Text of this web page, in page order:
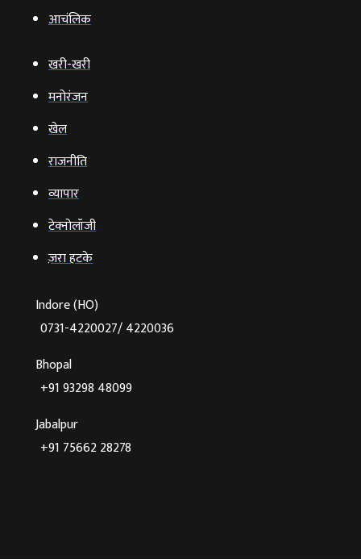
आचंलिक
खरी-खरी
मनोरंजन
खेल
राजनीति
व्‍यापार
टेक्‍नोलॉजी
ज़रा हटके
Indore (HO)
0731-4220027/ 4220036
Bhopal
+91 93298 48099
Jabalpur
+91 75662 28278